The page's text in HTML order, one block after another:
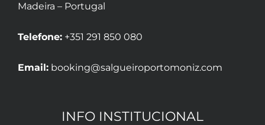
Madeira – Portugal
Telefone: +351 291 850 080
Email: booking@salgueiroportomoniz.com
INFO INSTITUCIONAL